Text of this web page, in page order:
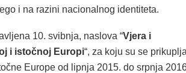
i na razini nacionalnog identiteta.
10. svibnja, naslova “Vjera i
i istočnoj Europi“, za koju su se
Europe od lipnja 2015. do srpnja